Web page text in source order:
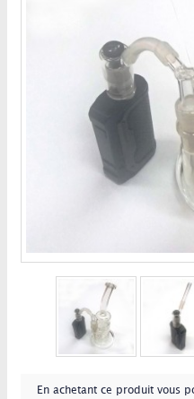
En achetant ce produit vous